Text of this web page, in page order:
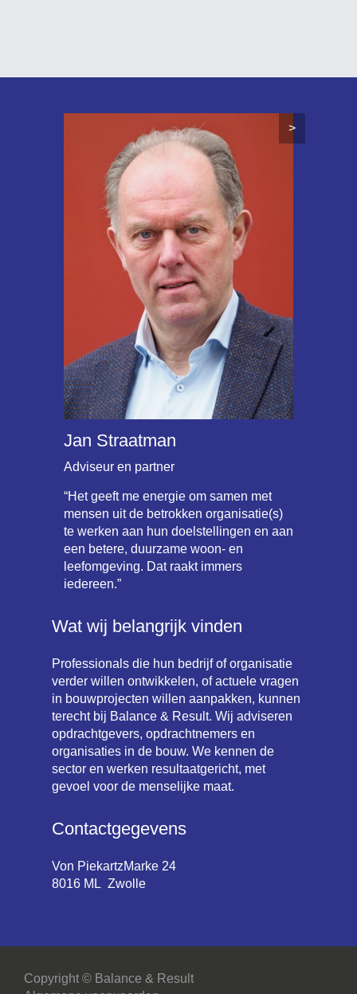
Jan Straatman
Adviseur en partner
“Het geeft me energie om samen met
mensen uit de betrokken organisatie(s)
te werken aan hun doelstellingen en aan
een betere, duurzame woon- en
leefomgeving. Dat raakt immers
iedereen.”
>
Wat wij belangrijk vinden
Professionals die hun bedrijf of organisatie
verder willen ontwikkelen, of actuele vragen
in bouwprojecten willen aanpakken, kunnen
terecht bij Balance & Result. Wij adviseren
opdrachtgevers, opdrachtnemers en
organisaties in de bouw. We kennen de
sector en werken resultaatgericht, met
gevoel voor de menselijke maat.
Contactgegevens
Von PiekartzMarke 24
8016 ML Zwolle
Copyright © Balance & Result